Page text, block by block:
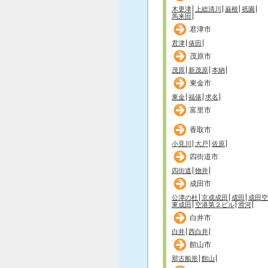
木更津 上総清川 巌根 祇園
馬来田
君津市
君津 俵田
茂原市
茂原 新茂原 本納
東金市
東金 福俵 求名
富里市
香取市
小見川 大戸 佐原
四街道市
四街道 物井
成田市
公津の杜 京成成田 成田
成田
東成田
空港第２ビル 滑河
白井市
白井 西白井
館山市
那古船形 館山